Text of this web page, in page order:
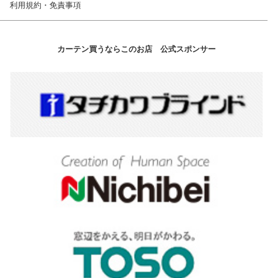
利用規約・免責事項
カーテン買うならこのお店 公式スポンサー